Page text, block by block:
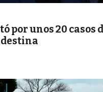
por unos 20 casos